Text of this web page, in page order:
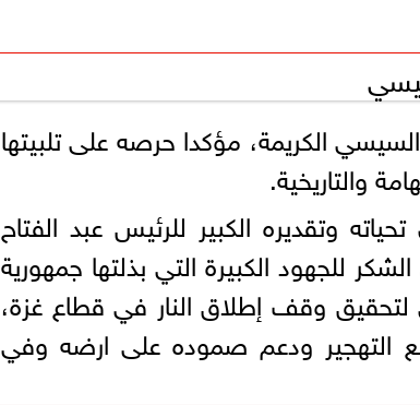
الكريمة، مؤكدا حرصه على تلبيتها
والتاريخية.
وتقديره الكبير للرئيس عبد الفتاح
للجهود الكبيرة التي بذلتها جمهورية
لتحقيق وقف إطلاق النار في قطاع غزة،
التهجير ودعم صموده على ارضه وفي